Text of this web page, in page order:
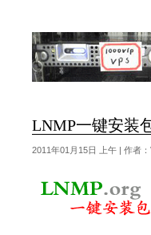
LNMP一键安装
2011年01月15日 上午 | 作者